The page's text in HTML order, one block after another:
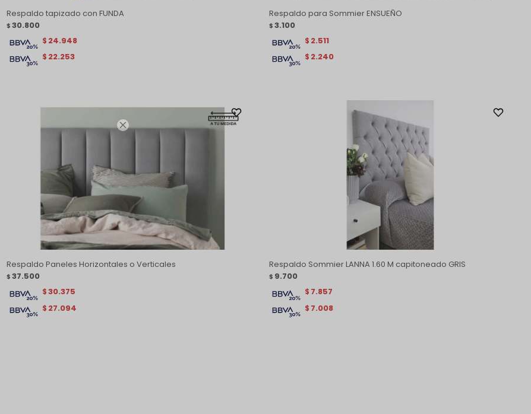

Respaldo tapizado con FUNDA
$ 30.800
$ 22.253
$ 24.948
Respaldo para Sommier ENSUEÑO
$ 3.100
$ 2.240
$ 2.511
Respaldo Paneles Horizontales o Verticales
$ 37.500
$ 27.094
$ 30.375
Respaldo Sommier LANNA 1.60 M capitoneado GRIS
$ 9.700
$ 7.008
$ 7.857